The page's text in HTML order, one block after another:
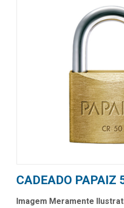
CADEADO PAPAIZ
Imagem Meramente